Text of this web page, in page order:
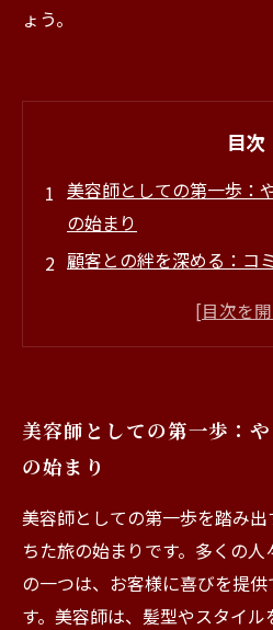
ょう。
目次
美容師としての第一歩：
の始まり
顧客との絆を深める：コ
技術の向上：新しいスタ
業界のトレンドを追いか
続
キャリアアップのための
のステップを考える
美容師としての未来：あ
る方法
美容師としての第一歩：
の始まり
美容師としての第一歩を踏み
ちた旅の始まりです。多くの
の一つは、お客様に喜びを提
す。美容師は、髪型やスタイ